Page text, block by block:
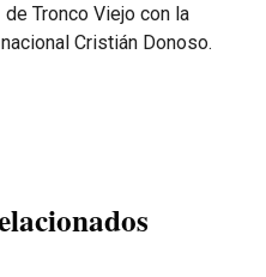
Tronco Viejo con la
Cristián Donoso.